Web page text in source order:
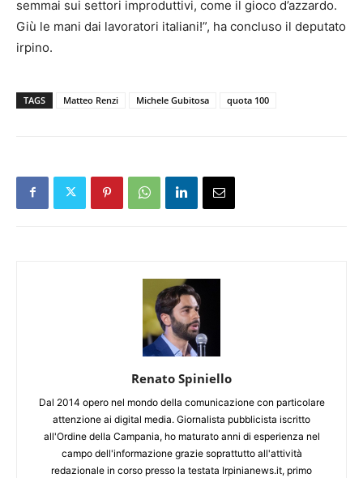
semmai sui settori improduttivi, come il gioco d’azzardo.
Giù le mani dai lavoratori italiani!”, ha concluso il deputato
irpino.
TAGS Matteo Renzi Michele Gubitosa quota 100
Renato Spiniello
Dal 2014 opero nel mondo della comunicazione con particolare
attenzione ai digital media. Giornalista pubblicista iscritto
all'Ordine della Campania, ho maturato anni di esperienza nel
campo dell'informazione grazie soprattutto all'attività
redazionale in corso presso la testata Irpinianews.it, primo